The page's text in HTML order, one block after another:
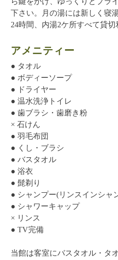
下さい。月の湯には新しく寝
24時間、内湯2ケ所すべて貸切
アメニティー
● タオル
● ボディーソープ
● ドライヤー
● 温水洗浄トイレ
● 歯ブラシ・歯磨き粉
× 石けん
● 羽毛布団
● くし・ブラシ
● バスタオル
● 浴衣
● 髭剃り
● シャンプー(リンスインシャ
● シャワーキャップ
× リンス
● TV完備
当館は客室にバスタオル・タ